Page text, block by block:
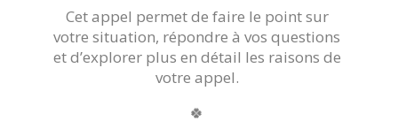
Cet appel permet de faire le point sur
votre situation, répondre à vos questions
et d’explorer plus en détail les raisons de
votre appel.
🍀